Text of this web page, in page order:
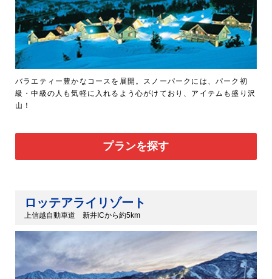
バラエティー豊かなコースを展開。スノーパークには、パーク初
級・中級の人も気軽に入れるよう心がけており、アイテムも盛り沢
山！
プランを探す
ロッテアライリゾート
上信越自動車道 新井ICから約5km